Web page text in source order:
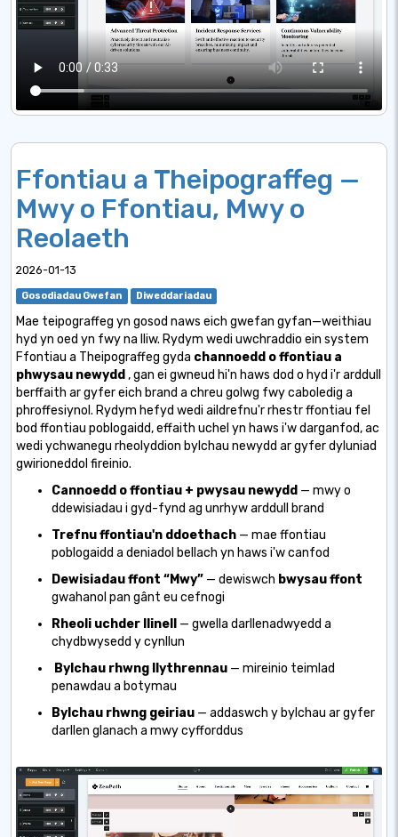
Ffontiau a Theipograffeg —
Mwy o Ffontiau, Mwy o
Reolaeth
2026-01-13
Gosodiadau Gwefan Diweddariadau
Mae teipograffeg yn gosod naws eich gwefan gyfan—weithiau
hyd yn oed yn fwy na lliw. Rydym wedi uwchraddio ein system
Ffontiau a Theipograffeg gyda channoedd o ffontiau a
phwysau newydd , gan ei gwneud hi'n haws dod o hyd i'r arddull
berffaith ar gyfer eich brand a chreu golwg fwy caboledig a
phroffesiynol. Rydym hefyd wedi aildrefnu'r rhestr ffontiau fel
bod ffontiau poblogaidd, effaith uchel yn haws i'w darganfod, ac
wedi ychwanegu rheolyddion bylchau newydd ar gyfer dyluniad
gwirioneddol fireinio.
Cannoedd o ffontiau + pwysau newydd — mwy o
ddewisiadau i gyd-fynd ag unrhyw arddull brand
Trefnu ffontiau'n ddoethach — mae ffontiau
poblogaidd a deniadol bellach yn haws i'w canfod
Dewisiadau ffont “Mwy” — dewiswch bwysau ffont
gwahanol pan gânt eu cefnogi
Rheoli uchder llinell
— gwella darllenadwyedd a
chydbwysedd y cynllun
Bylchau rhwng llythrennau — mireinio teimlad
penawdau a botymau
Bylchau rhwng geiriau — addaswch y bylchau ar gyfer
darllen glanach a mwy cyfforddus